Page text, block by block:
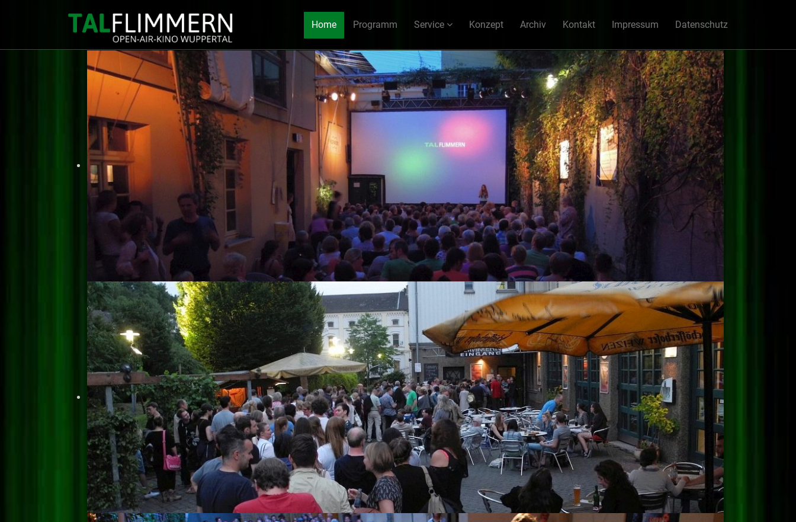
Home Programm Service Konzept Archiv Kontakt Impressum Datenschutz